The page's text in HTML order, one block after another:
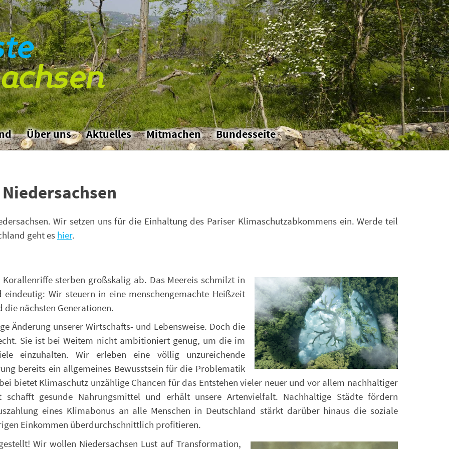
Über uns Aktuelles Mitmachen Bundesseite
Wir setzen uns für die Einhaltung des Pariser Klimaschutzabkommens ein. Werde teil
geht es hier.
sterben großskalig ab. Das Meereis schmilzt in
Wir steuern in eine menschengemachte Heißzeit
die nächsten Generationen.
Änderung unserer Wirtschafts- und Lebensweise. Doch die
Sie ist bei Weitem nicht ambitioniert genug, um die im
einzuhalten. Wir erleben eine völlig unzureichende
bereits ein allgemeines Bewusstsein für die Problematik
bietet Klimaschutz unzählige Chancen für das Entstehen vieler neuer und vor allem nachhaltiger
schafft gesunde Nahrungsmittel und erhält unsere Artenvielfalt. Nachhaltige Städte fördern
eines Klimabonus an alle Menschen in Deutschland stärkt darüber hinaus die soziale
Einkommen überdurchschnittlich profitieren.
Wir wollen Niedersachsen Lust auf Transformation,